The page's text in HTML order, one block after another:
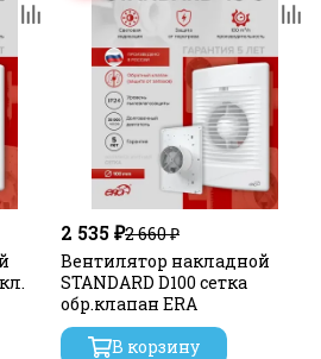
2 535 ₽2 660 ₽
Вентилятор накладной
STANDARD D100 сетка
обр.клапан ERA
В корзину